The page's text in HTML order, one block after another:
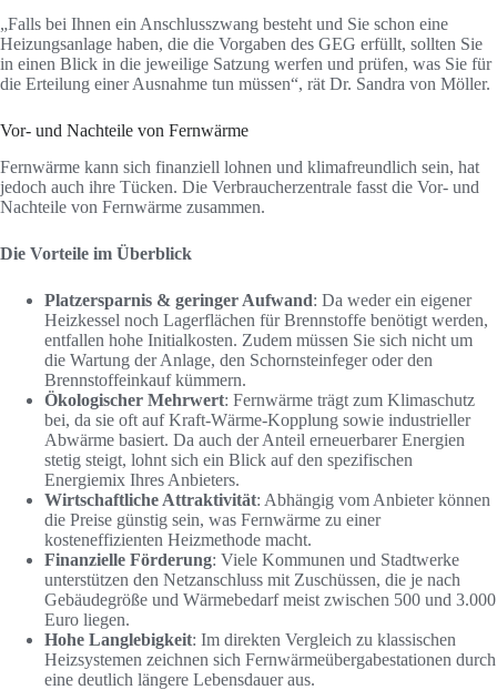
„Falls bei Ihnen ein Anschlusszwang besteht und Sie schon eine
Heizungsanlage haben, die die Vorgaben des GEG erfüllt, sollten Sie
in einen Blick in die jeweilige Satzung werfen und prüfen, was Sie für
die Erteilung einer Ausnahme tun müssen“, rät Dr. Sandra von Möller.
Vor- und Nachteile von Fernwärme
Fernwärme kann sich finanziell lohnen und klimafreundlich sein, hat
jedoch auch ihre Tücken. Die Verbraucherzentrale fasst die Vor- und
Nachteile von Fernwärme zusammen.
Die Vorteile im Überblick
Platzersparnis & geringer Aufwand: Da weder ein eigener
Heizkessel noch Lagerflächen für Brennstoffe benötigt werden,
entfallen hohe Initialkosten. Zudem müssen Sie sich nicht um
die Wartung der Anlage, den Schornsteinfeger oder den
Brennstoffeinkauf kümmern.
Ökologischer Mehrwert: Fernwärme trägt zum Klimaschutz
bei, da sie oft auf Kraft-Wärme-Kopplung sowie industrieller
Abwärme basiert. Da auch der Anteil erneuerbarer Energien
stetig steigt, lohnt sich ein Blick auf den spezifischen
Energiemix Ihres Anbieters.
Wirtschaftliche Attraktivität: Abhängig vom Anbieter können
die Preise günstig sein, was Fernwärme zu einer
kosteneffizienten Heizmethode macht.
Finanzielle Förderung: Viele Kommunen und Stadtwerke
unterstützen den Netzanschluss mit Zuschüssen, die je nach
Gebäudegröße und Wärmebedarf meist zwischen 500 und 3.000
Euro liegen.
Hohe Langlebigkeit: Im direkten Vergleich zu klassischen
Heizsystemen zeichnen sich Fernwärmeübergabestationen durch
eine deutlich längere Lebensdauer aus.